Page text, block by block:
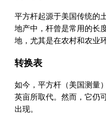
平方杆起源于美国传统的
地产中，杆曾是常用的长
地，尤其是在农村和农业
转换表
如今，平方杆（美国测量
英亩所取代。然而，它仍
出现。